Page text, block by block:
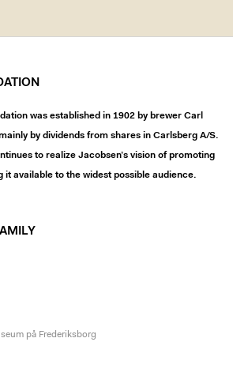
was established in 1902 by brewer Carl
by dividends from shares in Carlsberg A/S.
to realize Jacobsen’s vision of promoting
it available to the widest possible audience.
på Frederiksborg